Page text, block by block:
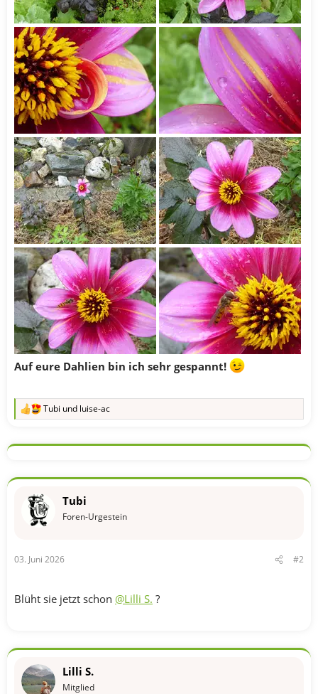
Auf eure Dahlien bin ich sehr gespannt!
R
k
o
Tubi und luise-ac
Tubi
Foren-Urgestein
03. Juni 2026 #2
Blüht sie jetzt schon @Lilli S. ?
Lilli S.
Mitglied